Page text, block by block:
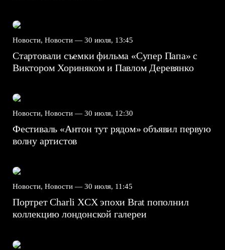
Новости, Новости — 30 июля, 13:45
Стартовали съемки фильма «Супер Папа» с
Виктором Хориняком и Павлом Деревянко
Новости, Новости — 30 июля, 12:30
Фестиваль «Антон тут рядом» объявил первую
волну артистов
Новости, Новости — 30 июля, 11:45
Портрет Charli XCX эпохи Brat пополнил
коллекцию лондонской галереи